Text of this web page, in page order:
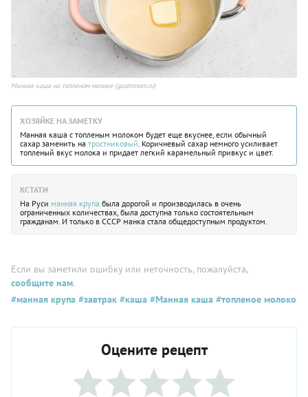
Манная каша на топленом молоке (gastronom.ru)
ХОЗЯЙКЕ НА ЗАМЕТКУ
Манная каша с топленым молоком будет еще вкуснее, если обычный
сахар заменить на тростниковый . Коричневый сахар немного усиливает
топленый вкус молока и придает легкий карамельный привкус и цвет.
КСТАТИ
На Руси манная крупа была дорогой и производилась в очень
ограниченных количествах, была доступна только состоятельным
гражданам. И только в СССР манка стала общедоступным продуктом.
Если вы заметили ошибку или неточность, пожалуйста,
сообщите нам.
#манная крупа #завтрак #каша #Манная каша #топленое молоко
Оцените рецепт